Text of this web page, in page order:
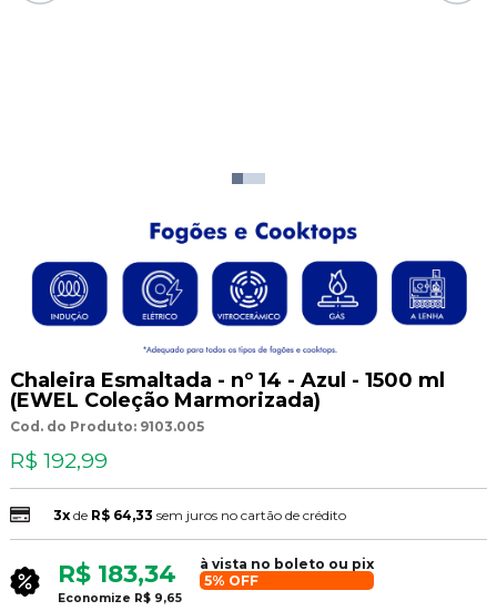
Chaleira Esmaltada - nº 14 - Azul - 1500 ml
(EWEL Coleção Marmorizada)
Cod. do Produto: 9103.005
R$ 192,99
3xde R$ 64,33 sem juros no cartão de crédito
R$ 183,34
à vista no boleto ou pix
5% OFF
Economize R$ 9,65